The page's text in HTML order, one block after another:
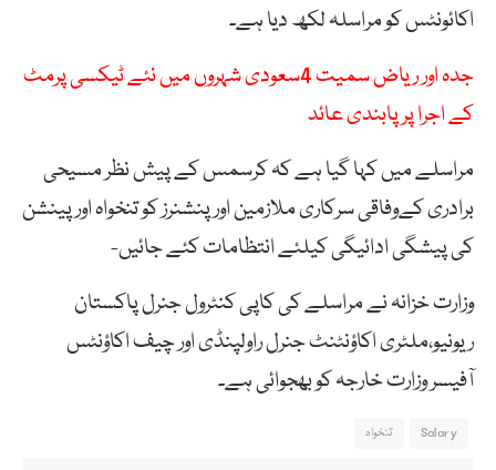
اکائونٹس کو مراسلہ لکھ دیا ہے۔
جدہ اور ریاض سمیت 4سعودی شہروں میں نئے ٹیکسی پرمٹ
کے اجرا پر پابندی عائد
مراسلے میں کہا گیا ہے کہ کرسمس کے پیش نظر مسیحی
برادری کےوفاقی سرکاری ملازمین اورپنشنرز کو تنخواہ اور پینشن
کی پیشگی ادائیگی کیلئے انتظامات کئے جائیں-
وزارت خزانہ نے مراسلے کی کاپی کنٹرول جنرل پاکستان
ریونیو،ملٹری اکاؤنٹنٹ جنرل راولپنڈی اور چیف اکاؤنٹس
آفیسر وزارت خارجہ کو بھجوائی ہے۔
Salary تنخواہ